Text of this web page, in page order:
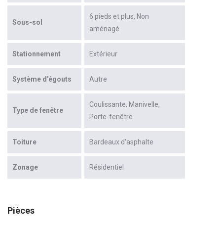
Sous-sol
6 pieds et plus Non
aménagé
Stationnement Extérieur
Système d'égouts Autre
Type de fenêtre
Coulissante Manivelle
Porte-fenêtre
Toiture Bardeaux d'asphalte
Zonage Résidentiel
Pièces